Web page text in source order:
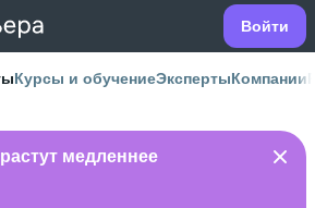
Войти
Курсы и обучениеЭкспертыКомпании
медленнее